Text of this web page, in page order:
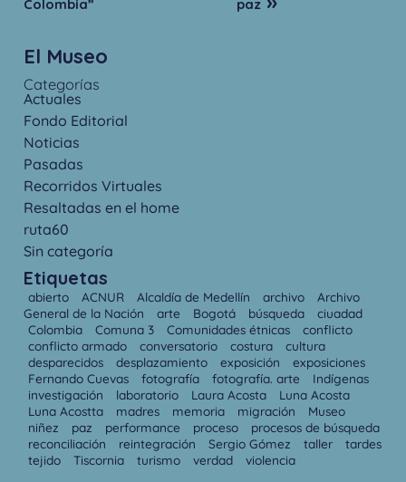
Colombia” paz
El Museo
Categorías
Actuales
Fondo Editorial
Noticias
Pasadas
Recorridos Virtuales
Resaltadas en el home
ruta60
Sin categoría
Etiquetas
abierto ACNUR Alcaldía de Medellín archivo
Archivo
General de la Nación
arte Bogotá búsqueda
ciuadad
Colombia
Comuna 3 Comunidades étnicas
conflicto
conflicto armado
conversatorio costura
cultura
desparecidos
desplazamiento exposición
exposiciones
Fernando Cuevas
fotografía fotografía. arte
Indígenas
investigación
laboratorio Laura Acosta
Luna Acosta
Luna Acostta
madres memoria migración
Museo
niñez
paz performance proceso
procesos de búsqueda
reconciliación
reintegración Sergio Gómez taller
tardes
tejido
Tiscornia turismo verdad violencia